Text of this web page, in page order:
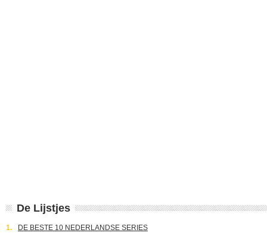
De Lijstjes
1. DE BESTE 10 NEDERLANDSE SERIES